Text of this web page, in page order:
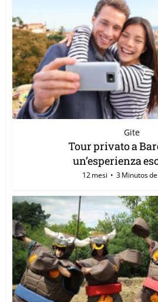
Gite
Tour privato a
un’esperienza
12 mesi 3 Minutos